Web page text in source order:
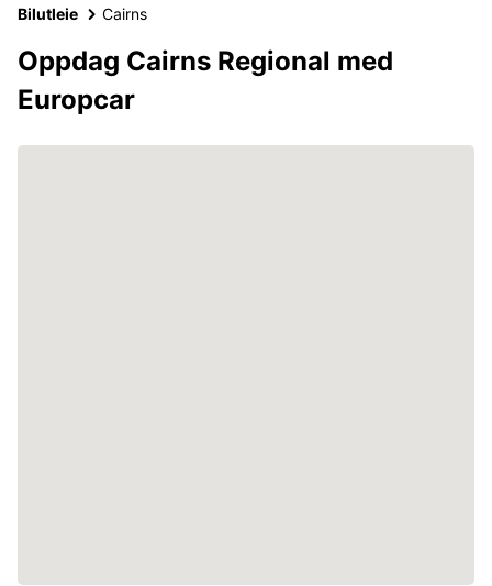
Bilutleie Cairns
Oppdag Cairns Regional med
Europcar